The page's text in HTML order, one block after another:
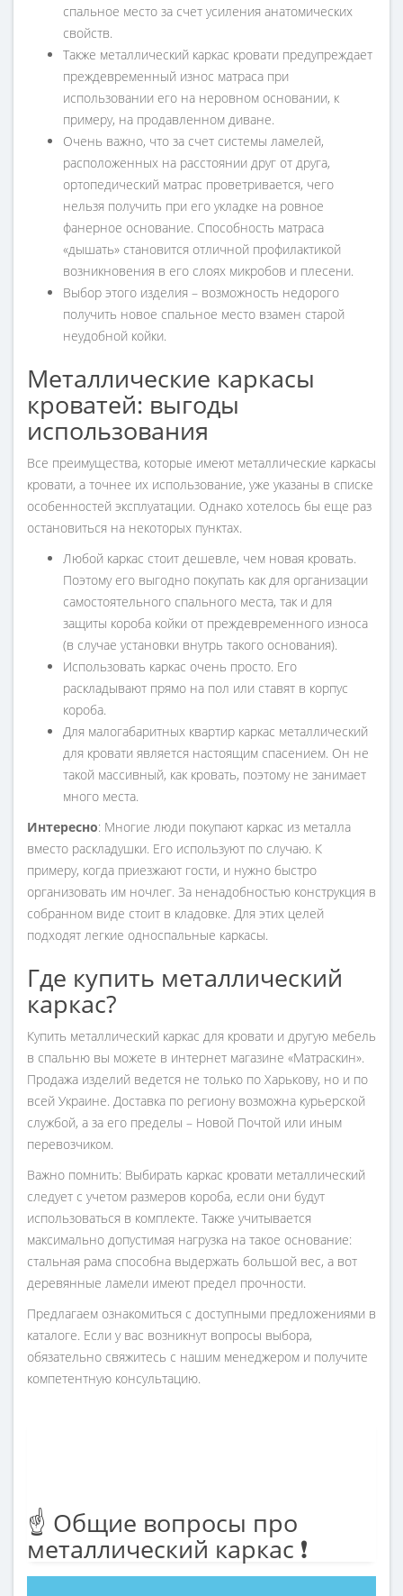
спальное место за счет усиления анатомических
свойств.
Также металлический каркас кровати предупреждает
преждевременный износ матраса при
использовании его на неровном основании, к
примеру, на продавленном диване.
Очень важно, что за счет системы ламелей,
расположенных на расстоянии друг от друга,
ортопедический матрас проветривается, чего
нельзя получить при его укладке на ровное
фанерное основание. Способность матраса
«дышать» становится отличной профилактикой
возникновения в его слоях микробов и плесени.
Выбор этого изделия – возможность недорого
получить новое спальное место взамен старой
неудобной койки.
Металлические каркасы
кроватей: выгоды
использования
Все преимущества, которые имеют металлические каркасы
кровати, а точнее их использование, уже указаны в списке
особенностей эксплуатации. Однако хотелось бы еще раз
остановиться на некоторых пунктах.
Любой каркас стоит дешевле, чем новая кровать.
Поэтому его выгодно покупать как для организации
самостоятельного спального места, так и для
защиты короба койки от преждевременного износа
(в случае установки внутрь такого основания).
Использовать каркас очень просто. Его
раскладывают прямо на пол или ставят в корпус
короба.
Для малогабаритных квартир каркас металлический
для кровати является настоящим спасением. Он не
такой массивный, как кровать, поэтому не занимает
много места.
Интересно: Многие люди покупают каркас из металла
вместо раскладушки. Его используют по случаю. К
примеру, когда приезжают гости, и нужно быстро
организовать им ночлег. За ненадобностью конструкция в
собранном виде стоит в кладовке. Для этих целей
подходят легкие односпальные каркасы.
Где купить металлический
каркас?
Купить металлический каркас для кровати и другую мебель
в спальню вы можете в интернет магазине «Матраскин».
Продажа изделий ведется не только по Харькову, но и по
всей Украине. Доставка по региону возможна курьерской
службой, а за его пределы – Новой Почтой или иным
перевозчиком.
Важно помнить: Выбирать каркас кровати металлический
следует с учетом размеров короба, если они будут
использоваться в комплекте. Также учитывается
максимально допустимая нагрузка на такое основание:
стальная рама способна выдержать большой вес, а вот
деревянные ламели имеют предел прочности.
Предлагаем ознакомиться с доступными предложениями в
каталоге. Если у вас возникнут вопросы выбора,
обязательно свяжитесь с нашим менеджером и получите
компетентную консультацию.
☝ Общие вопросы про
металлический каркас ❗